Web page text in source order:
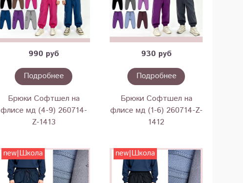
990 руб
Подробнее
Брюки Софтшел на
флисе мд (4-9) 260714-
Z-1413
930 руб
Подробнее
Брюки Софтшел на
флисе мд (1-6) 260714-Z-
1412
new|Школа new|Школа